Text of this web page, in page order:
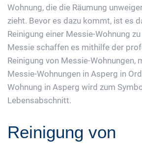
Wohnung, die die Räumung
zieht. Bevor es dazu kommt, ist es
Reinigung einer Messie-Wohnung
Messie schaffen es mithilfe der
Reinigung von Messie-Wohnungen,
Messie-Wohnungen in Asperg in
Wohnung in Asperg wird zum
Lebensabschnitt.
Reinigung von